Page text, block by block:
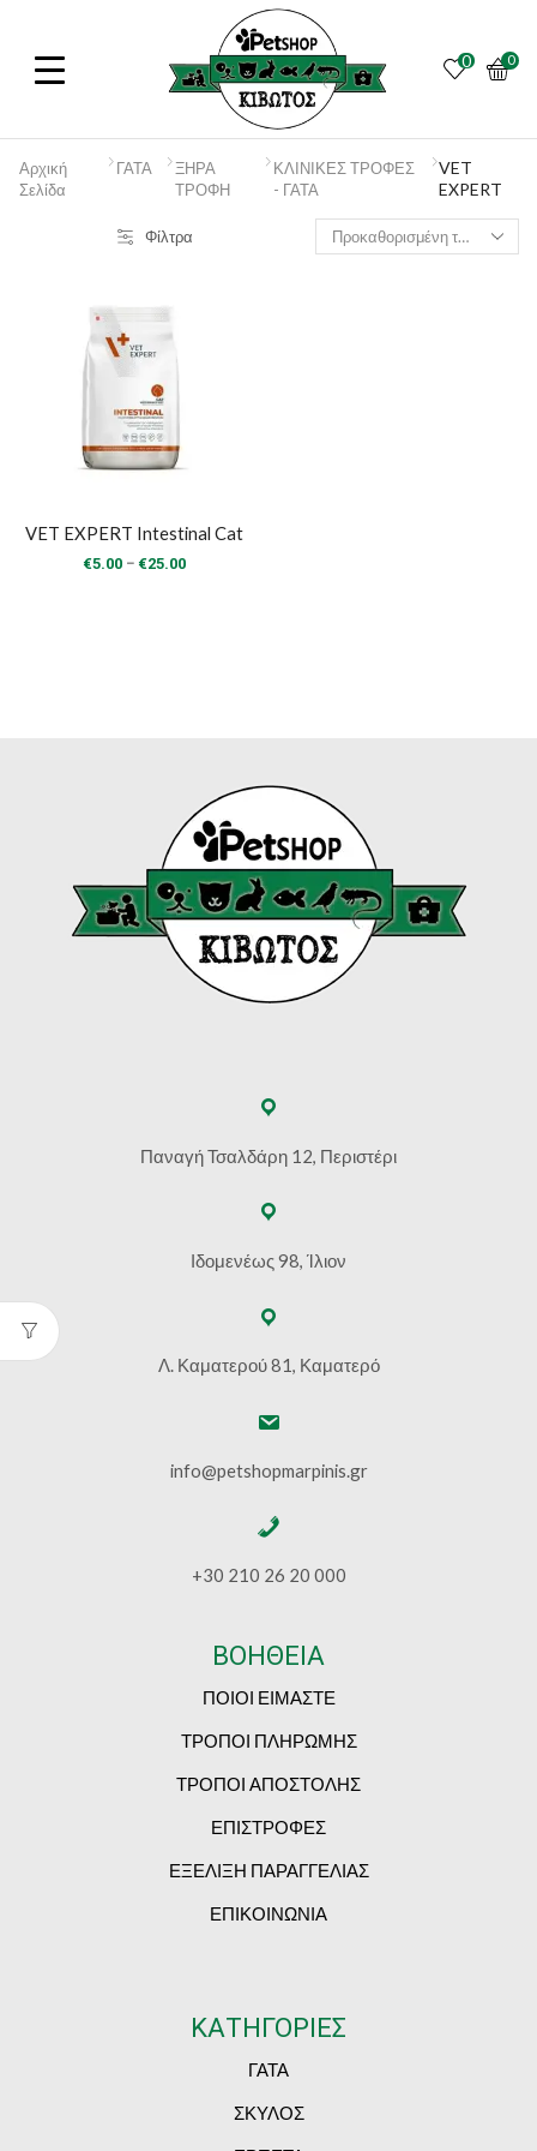
0 0
Αρχική
Σελίδα
ΓΑΤΑ
ΞΗΡΑ
ΤΡΟΦΗ
ΚΛΙΝΙΚΕΣ ΤΡΟΦΕΣ
- ΓΑΤΑ
VET
EXPERT
Φίλτρα
VET EXPERT Intestinal Cat
€5.00 – €25.00Price
Παναγή Τσαλδάρη 12, Περιστέρι
Ιδομενέως 98, Ίλιον
Λ. Καματερού 81, Καματερό
info@petshopmarpinis.gr
+30 210 26 20 000
ΒΟΗΘΕΙΑ
ΠΟΙΟΙ ΕΙΜΑΣΤΕ
ΤΡΟΠΟΙ ΠΛΗΡΩΜΗΣ
ΤΡΟΠΟΙ ΑΠΟΣΤΟΛΗΣ
ΕΠΙΣΤΡΟΦΕΣ
ΕΞΕΛΙΞΗ ΠΑΡΑΓΓΕΛΙΑΣ
ΕΠΙΚΟΙΝΩΝΙΑ
ΚΑΤΗΓΟΡΙΕΣ
ΓΑΤΑ
ΣΚΥΛΟΣ